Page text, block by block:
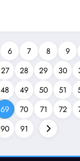
6 7 8 9
27 28 29 30
48 49 50 51
69 70 71 72
90 91